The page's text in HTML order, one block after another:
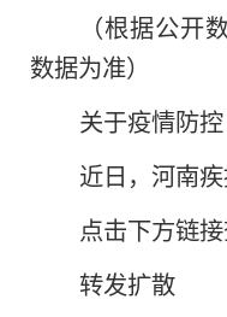
（根据公开
数据为准）
关于疫情防控
近日，河南
点击下方链
转发扩散